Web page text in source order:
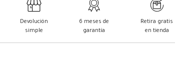
Devolución
simple
6 meses de
garantía
Retira gratis
en tienda